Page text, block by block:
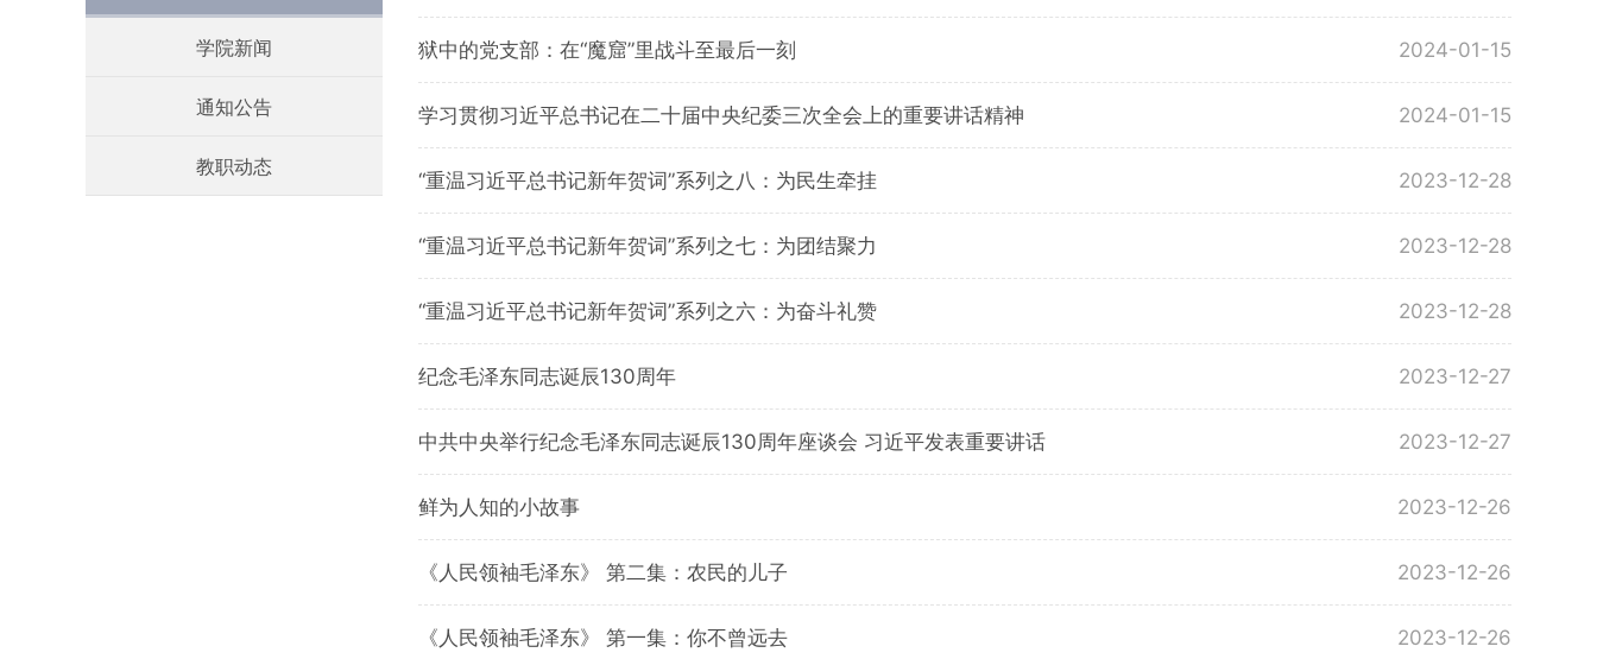
学院新闻
通知公告
教职动态
狱中的党支部：在“魔窟”里战斗至最后一刻 2024-01-15
学习贯彻习近平总书记在二十届中央纪委三次全会上的重要讲话精神 2024-01-15
“重温习近平总书记新年贺词”系列之八：为民生牵挂 2023-12-28
“重温习近平总书记新年贺词”系列之七：为团结聚力 2023-12-28
“重温习近平总书记新年贺词”系列之六：为奋斗礼赞 2023-12-28
纪念毛泽东同志诞辰130周年 2023-12-27
中共中央举行纪念毛泽东同志诞辰130周年座谈会 习近平发表重要讲话 2023-12-27
鲜为人知的小故事 2023-12-26
《人民领袖毛泽东》 第二集：农民的儿子 2023-12-26
《人民领袖毛泽东》 第一集：你不曾远去 2023-12-26